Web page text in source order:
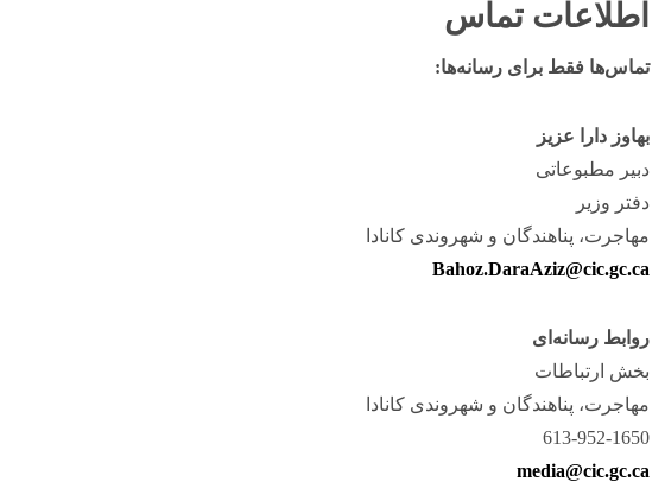
اطلاعات تماس
تماس‌ها فقط برای رسانه‌ها:
بهاوز دارا عزیز
دبیر مطبوعاتی
دفتر وزیر
مهاجرت، پناهندگان و شهروندی کانادا
Bahoz.DaraAziz@cic.gc.ca
روابط رسانه‌ای
بخش ارتباطات
مهاجرت، پناهندگان و شهروندی کانادا
613-952-1650
media@cic.gc.ca